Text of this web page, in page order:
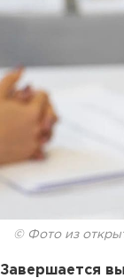
© Фото из
Завершается